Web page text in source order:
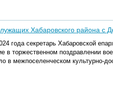
Хабаровского района с
года секретарь Хабаровской
в торжественном поздравлении
в межпоселенческом культурно-